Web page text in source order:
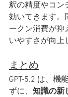
釈の精度やコン
効いてきます。
ークン消費が抑
いやすさが向上
まとめ
GPT-5.2 は、機
ずに、 知識の新